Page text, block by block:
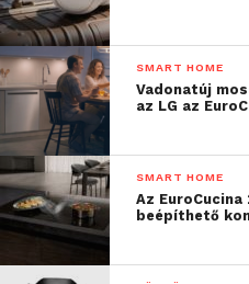
SMART HOME
Vadonatúj
az LG az
SMART HOME
Az
beépíthető